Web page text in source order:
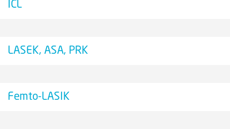
ICL
LASEK, ASA, PRK
Femto-LASIK